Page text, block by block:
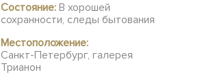
Состояние: В хорошей
сохранности, следы бытования
Местоположение:
Санкт-Петербург, галерея
Трианон